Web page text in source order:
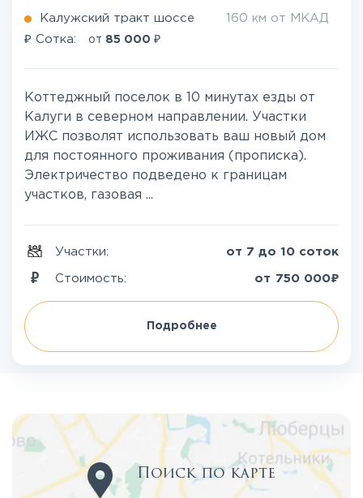
Калужский тракт шоссе 160 км от МКАД
₽ Сотка: от 85 000 ₽
Коттеджный поселок в 10 минутах езды от
Калуги в северном направлении. Участки
ИЖС позволят использовать ваш новый дом
для постоянного проживания (прописка).
Электричество подведено к границам
участков, газовая ...
Участки: от 7 до 10 соток
Стоимость: от 750 000₽
Подробнее
Поиск по карте